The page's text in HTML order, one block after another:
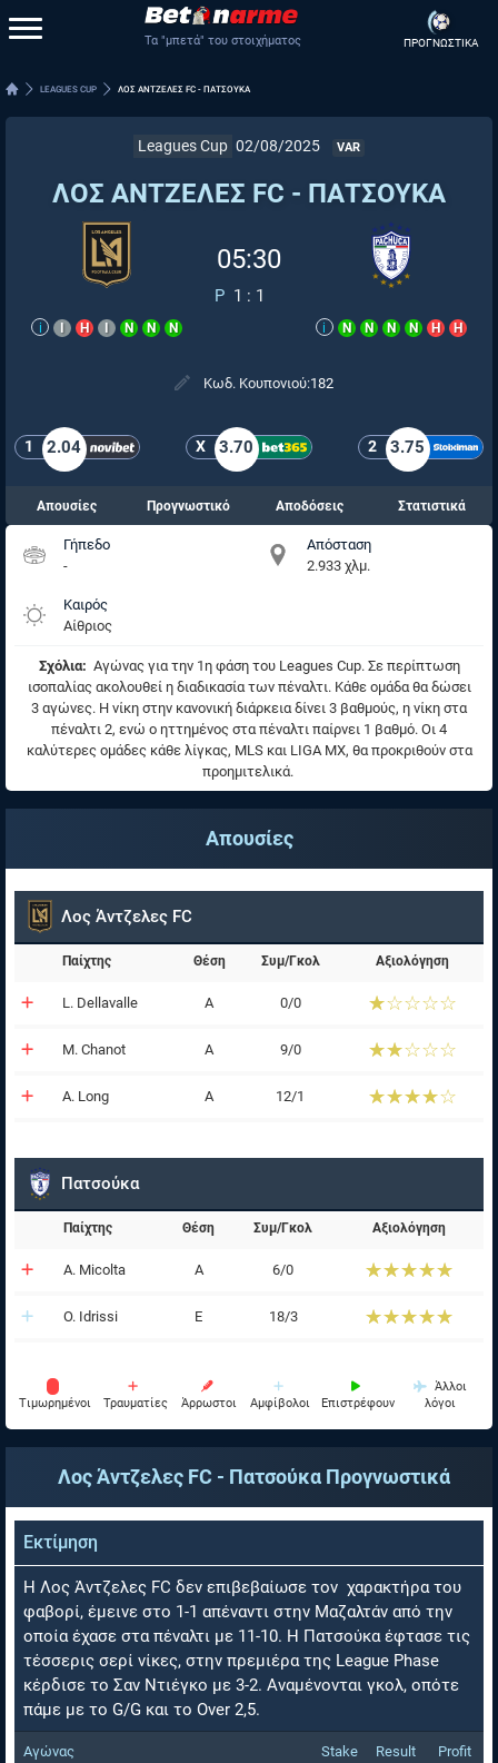
Τα "μπετά" του στοιχήματος ΠΡΟΓΝΩΣΤΙΚΑ
LEAGUES CUP ΛΟΣ ΑΝΤΖΕΛΕΣ FC - ΠΑΤΣΟΥΚΑ
Leagues Cup 02/08/2025 VAR
ΛΟΣ ΑΝΤΖΕΛΕΣ FC - ΠΑΤΣΟΥΚΑ
i Ι Η Ι Ν Ν Ν
05:30
P 1 : 1
i Ν Ν Ν Ν Η Η
Κωδ. Κουπονιού:182
1 2.04 X 3.70 2 3.75
Απουσίες Προγνωστικό Αποδόσεις Στατιστικά
Γήπεδο
-
Απόσταση
2.933 χλμ.
Καιρός
Αίθριος
Σχόλια: Αγώνας για την 1η φάση του Leagues Cup. Σε περίπτωση
ισοπαλίας ακολουθεί η διαδικασία των πέναλτι. Κάθε ομάδα θα δώσει
3 αγώνες. Η νίκη στην κανονική διάρκεια δίνει 3 βαθμούς, η νίκη στα
πέναλτι 2, ενώ ο ηττημένος στα πέναλτι παίρνει 1 βαθμό. Οι 4
καλύτερες ομάδες κάθε λίγκας, MLS και LIGA MX, θα προκριθούν στα
προημιτελικά.
Απουσίες
Λος Άντζελες FC
Παίχτης Θέση Συμ/Γκολ Αξιολόγηση
L. Dellavalle Α 0/0 ☆☆☆☆☆
★★★★★
M. Chanot Α 9/0 ☆☆☆☆☆
★★★★★
A. Long Α 12/1 ☆☆☆☆☆
★★★★★
Πατσούκα
Παίχτης Θέση Συμ/Γκολ Αξιολόγηση
A. Micolta Α 6/0 ☆☆☆☆☆
★★★★★
O. Idrissi Ε 18/3 ☆☆☆☆☆
★★★★★
Tιμωρημένοι Τραυματίες Άρρωστοι Αμφίβολοι Επιστρέφουν
Άλλοι
λόγοι
Λος Άντζελες FC - Πατσούκα Προγνωστικά
Εκτίμηση
Η Λος Άντζελες FC δεν επιβεβαίωσε τον χαρακτήρα του
φαβορί, έμεινε στο 1-1 απέναντι στην Μαζαλτάν από την
οποία έχασε στα πέναλτι με 11-10. Η Πατσούκα έφτασε τις
τέσσερις σερί νίκες, στην πρεμιέρα της League Phase
κέρδισε το Σαν Ντιέγκο με 3-2. Αναμένονται γκολ, οπότε
πάμε με το G/G και το Over 2,5.
Αγώνας
Stake
Result
Profit